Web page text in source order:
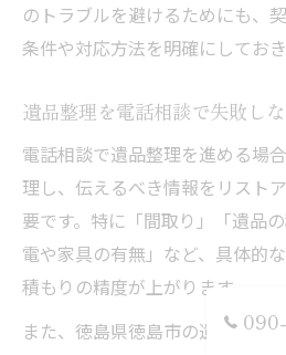
のトラブルを避けるためにも、
条件や対応方法を明確にしておき
遺品整理を電話相談で失敗し
電話相談で遺品整理を進める場
理し、伝えるべき情報をリスト
要です。特に「間取り」「遺品
電や家具の有無」など、具体的
積もりの精度が上がります。
また、徳島県徳島市の遺品整理